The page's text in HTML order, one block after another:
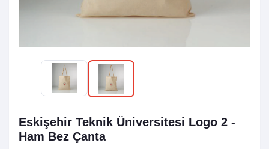
Eskişehir Teknik Üniversitesi Logo 2 -
Ham Bez Çanta